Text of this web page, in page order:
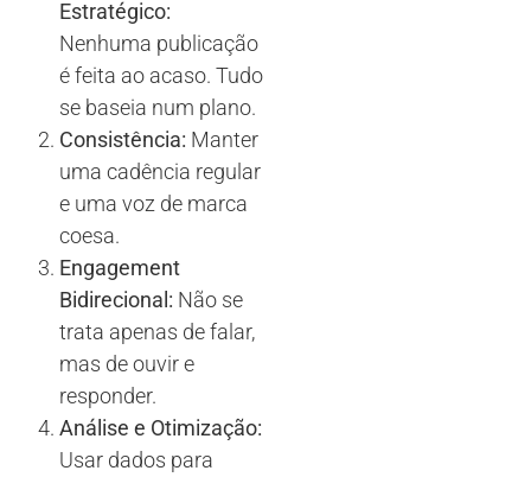
Estratégico:
Nenhuma publicação
é feita ao acaso. Tudo
se baseia num plano.
Consistência: Manter
uma cadência regular
e uma voz de marca
coesa.
Engagement
Bidirecional: Não se
trata apenas de falar,
mas de ouvir e
responder.
Análise e Otimização:
Usar dados para